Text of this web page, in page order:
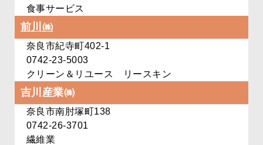
食事サービス
前川㈱
奈良市紀寺町402-1
0742-23-5003
クリーン＆リユース リースキン
吉川産業㈱
奈良市南肘塚町138
0742-26-3701
繊維業